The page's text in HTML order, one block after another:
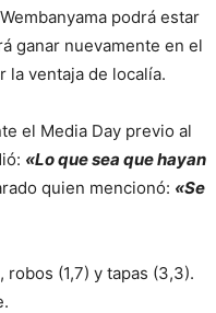
podrá estar
ganar nuevamente en el
la ventaja de localía.
el Media Day previo al
«Lo que sea que hayan
quien mencionó: «Se
(1,7) y tapas (3,3).